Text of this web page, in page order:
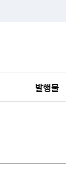
발행물